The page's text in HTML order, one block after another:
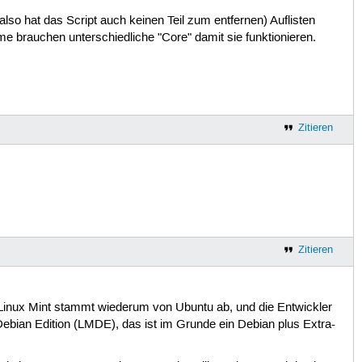
hat das Script auch keinen Teil zum entfernen) Auflisten
brauchen unterschiedliche "Core" damit sie funktionieren.
Zitieren
Zitieren
Mint stammt wiederum von Ubuntu ab, und die Entwickler
Edition (LMDE), das ist im Grunde ein Debian plus Extra-